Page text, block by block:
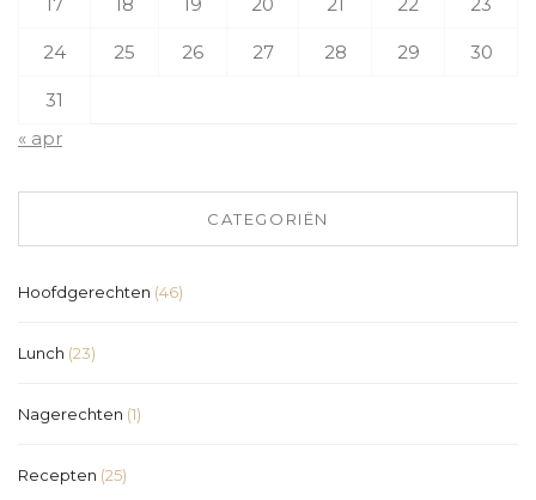
24 25 26 27 28 29 30
31
« apr
CATEGORIËN
Hoofdgerechten (46)
Lunch (23)
Nagerechten (1)
Recepten (25)